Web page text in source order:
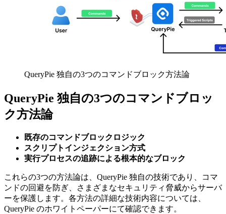
QueryPie 独自の3つのコマンドブロック方法論
QueryPie 独自の3つのコマンドブロッ
ク方法論
既存のコマンドブロックロジック
スクリプトインジェクション方式
実行プロセスの追跡による根本的なブロック
これらの3つの方法論は、QueryPie 独自の技術であり、コマ
ンドの回避を防ぎ、さまざまなセキュリティ脅威からサーバ
ーを保護します。各方法の詳細な技術内容については、
QueryPie のホワイトペーパーにて確認できます。